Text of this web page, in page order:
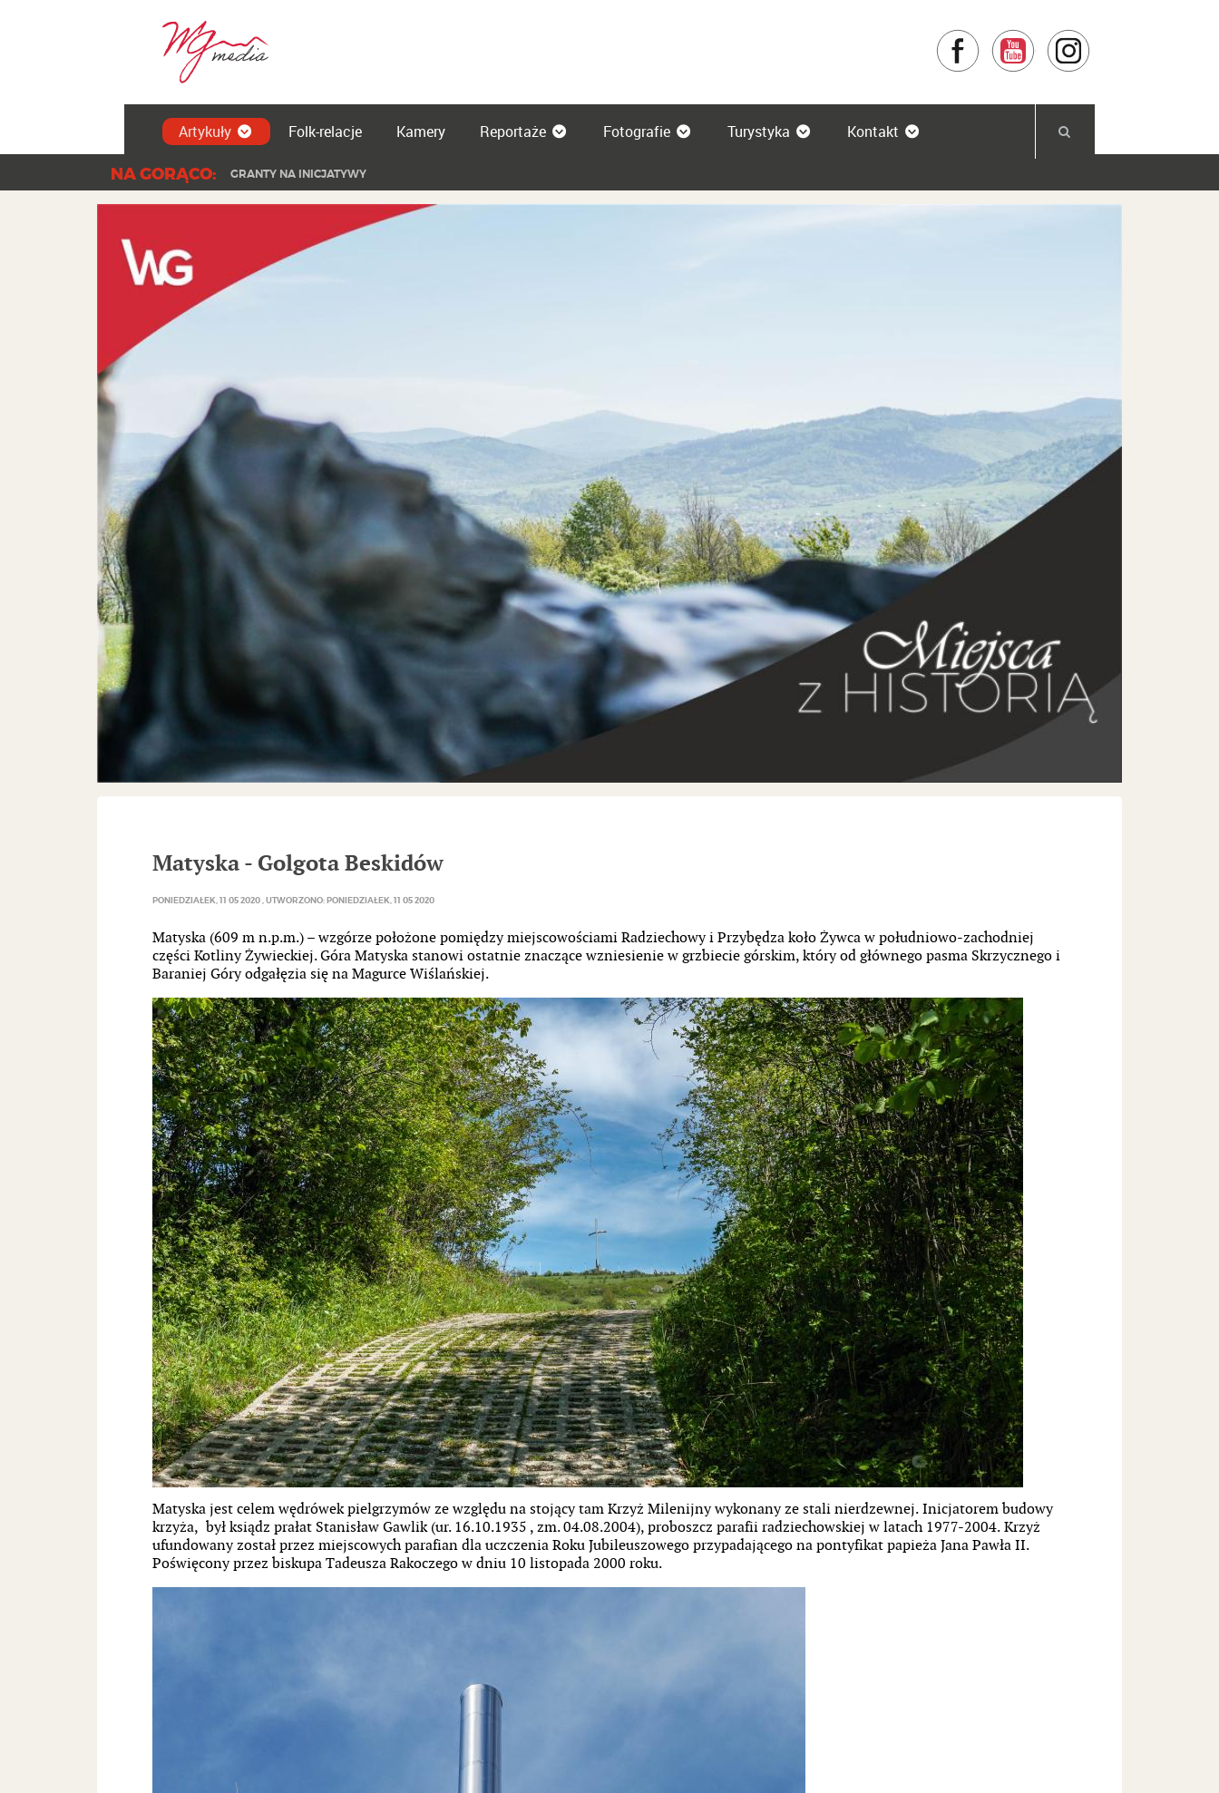
Facebook YouTube
Artykuły Folk-relacje Kamery Reportaże Fotografie Turystyka Kontakt
NA GORĄCO: KONCERT PAPRODZIAD | DZIEŃ DRZEWA 2025
Matyska - Golgota Beskidów
PONIEDZIAŁEK, 11 05 2020 UTWORZONO: PONIEDZIAŁEK, 11 05 2020
Matyska (609 m n.p.m.) – wzgórze położone pomiędzy miejscowościami Radziechowy i Przybędza koło Żywca w południowo-zachodniej
części Kotliny Żywieckiej. Góra Matyska stanowi ostatnie znaczące wzniesienie w grzbiecie górskim, który od głównego pasma Skrzycznego i
Baraniej Góry odgałęzia się na Magurce Wiślańskiej.
Matyska jest celem wędrówek pielgrzymów ze względu na stojący tam Krzyż Milenijny wykonany ze stali nierdzewnej. Inicjatorem budowy
krzyża, był ksiądz prałat Stanisław Gawlik (ur. 16.10.1935 , zm. 04.08.2004), proboszcz parafii radziechowskiej w latach 1977-2004. Krzyż
ufundowany został przez miejscowych parafian dla uczczenia Roku Jubileuszowego przypadającego na pontyfikat papieża Jana Pawła II.
Poświęcony przez biskupa Tadeusza Rakoczego w dniu 10 listopada 2000 roku.